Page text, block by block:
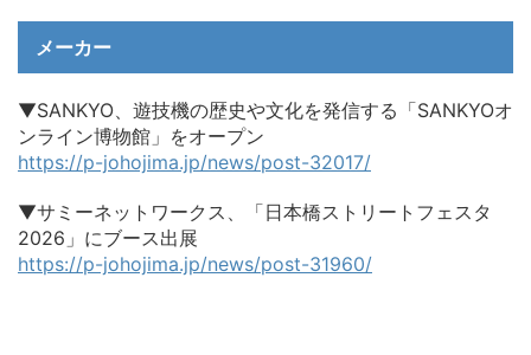
メーカー
▼SANKYO、遊技機の歴史や文化を発信する「SANKYOオ
ンライン博物館」をオープン
https://p-johojima.jp/news/post-32017/
▼サミーネットワークス、「日本橋ストリートフェスタ
2026」にブース出展
https://p-johojima.jp/news/post-31960/